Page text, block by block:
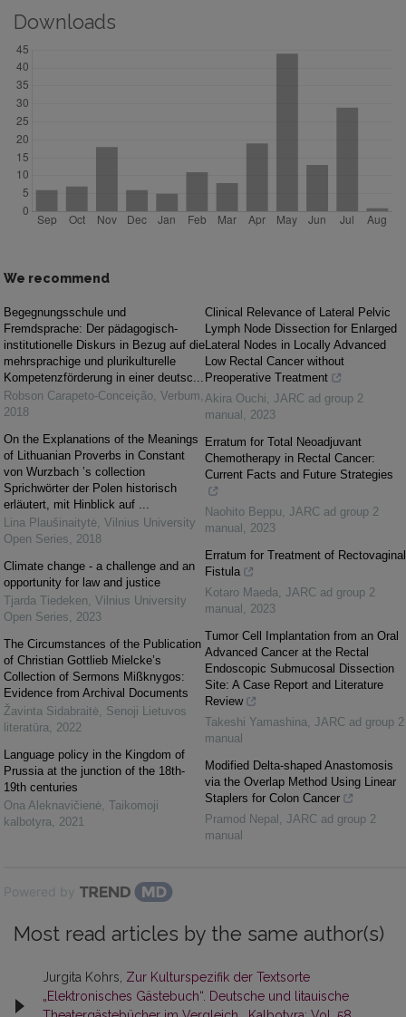
Downloads
We recommend
Begegnungsschule und
Fremdsprache: Der pädagogisch-
institutionelle Diskurs in Bezug auf die
mehrsprachige und plurikulturelle
Kompetenzförderung in einer deutsc...
Robson Carapeto-Conceição, Verbum,
2018
On the Explanations of the Meanings
of Lithuanian Proverbs in Constant
von Wurzbach ’s collection
Sprichwörter der Polen historisch
erläutert, mit Hinblick auf ...
Lina Plaušinaitytė, Vilnius University
Open Series, 2018
Climate change - a challenge and an
opportunity for law and justice
Tjarda Tiedeken, Vilnius University
Open Series, 2023
The Circumstances of the Publication
of Christian Gottlieb Mielcke’s
Collection of Sermons Mißknygos:
Evidence from Archival Documents
Žavinta Sidabraitė, Senoji Lietuvos
literatūra, 2022
Language policy in the Kingdom of
Prussia at the junction of the 18th-
19th centuries
Ona Aleknavičienė, Taikomoji
kalbotyra, 2021
Clinical Relevance of Lateral Pelvic
Lymph Node Dissection for Enlarged
Lateral Nodes in Locally Advanced
Low Rectal Cancer without
Preoperative Treatment
Akira Ouchi, JARC ad group 2
manual , 2023
Erratum for Total Neoadjuvant
Chemotherapy in Rectal Cancer:
Current Facts and Future Strategies
Naohito Beppu, JARC ad group 2
manual , 2023
Erratum for Treatment of Rectovaginal
Fistula
Kotaro Maeda, JARC ad group 2
manual , 2023
Tumor Cell Implantation from an Oral
Advanced Cancer at the Rectal
Endoscopic Submucosal Dissection
Site: A Case Report and Literature
Review
Takeshi Yamashina, JARC ad group 2
manual
Modified Delta-shaped Anastomosis
via the Overlap Method Using Linear
Staplers for Colon Cancer
Pramod Nepal , JARC ad group 2
manual
Powered by
Most read articles by the same author(s)
Jurgita Kohrs, Zur Kulturspezifik der Textsorte
„Elektronisches Gästebuch“. Deutsche und litauische